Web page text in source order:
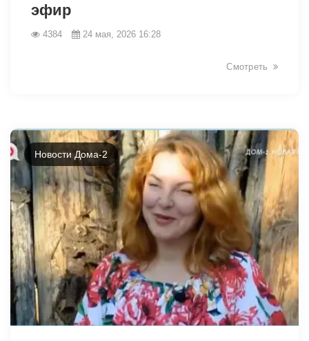
эфир
4384 24 мая, 2026 16:28
Смотреть
Новости Дома-2